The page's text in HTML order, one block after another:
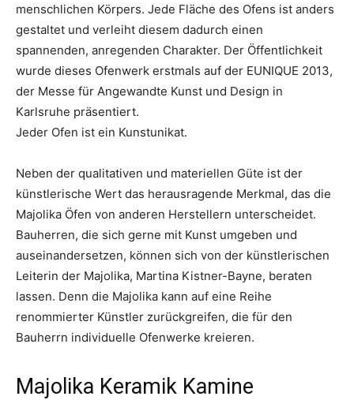
menschlichen Körpers. Jede Fläche des Ofens ist anders
gestaltet und verleiht diesem dadurch einen
spannenden, anregenden Charakter. Der Öffentlichkeit
wurde dieses Ofenwerk erstmals auf der EUNIQUE 2013,
der Messe für Angewandte Kunst und Design in
Karlsruhe präsentiert.
Jeder Ofen ist ein Kunstunikat.
Neben der qualitativen und materiellen Güte ist der
künstlerische Wert das herausragende Merkmal, das die
Majolika Öfen von anderen Herstellern unterscheidet.
Bauherren, die sich gerne mit Kunst umgeben und
auseinandersetzen, können sich von der künstlerischen
Leiterin der Majolika, Martina Kistner-Bayne, beraten
lassen. Denn die Majolika kann auf eine Reihe
renommierter Künstler zurückgreifen, die für den
Bauherrn individuelle Ofenwerke kreieren.
Majolika Keramik Kamine